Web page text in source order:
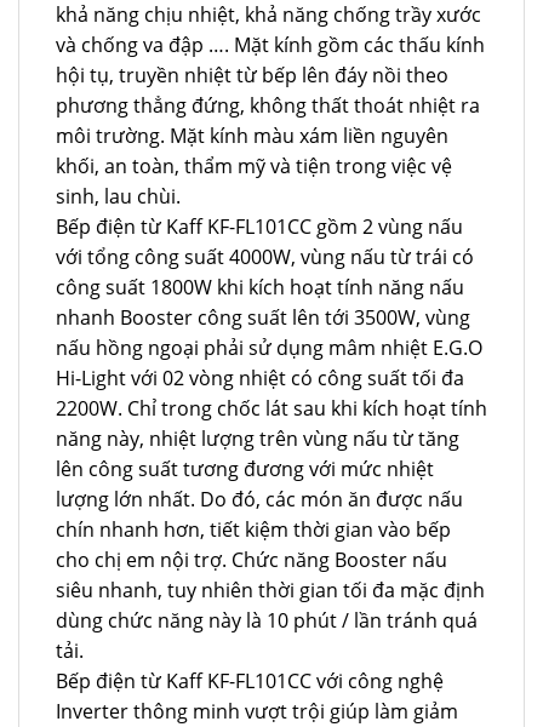
khả năng chịu nhiệt, khả năng chống trầy xước
và chống va đập …. Mặt kính gồm các thấu kính
hội tụ, truyền nhiệt từ bếp lên đáy nồi theo
phương thẳng đứng, không thất thoát nhiệt ra
môi trường. Mặt kính màu xám liền nguyên
khối, an toàn, thẩm mỹ và tiện trong việc vệ
sinh, lau chùi.
Bếp điện từ Kaff KF-FL101CC gồm 2 vùng nấu
với tổng công suất 4000W, vùng nấu từ trái có
công suất 1800W khi kích hoạt tính năng nấu
nhanh Booster công suất lên tới 3500W, vùng
nấu hồng ngoại phải sử dụng mâm nhiệt E.G.O
Hi-Light với 02 vòng nhiệt có công suất tối đa
2200W. Chỉ trong chốc lát sau khi kích hoạt tính
năng này, nhiệt lượng trên vùng nấu từ tăng
lên công suất tương đương với mức nhiệt
lượng lớn nhất. Do đó, các món ăn được nấu
chín nhanh hơn, tiết kiệm thời gian vào bếp
cho chị em nội trợ. Chức năng Booster nấu
siêu nhanh, tuy nhiên thời gian tối đa mặc định
dùng chức năng này là 10 phút / lần tránh quá
tải.
Bếp điện từ Kaff KF-FL101CC với công nghệ
Inverter thông minh vượt trội giúp làm giảm